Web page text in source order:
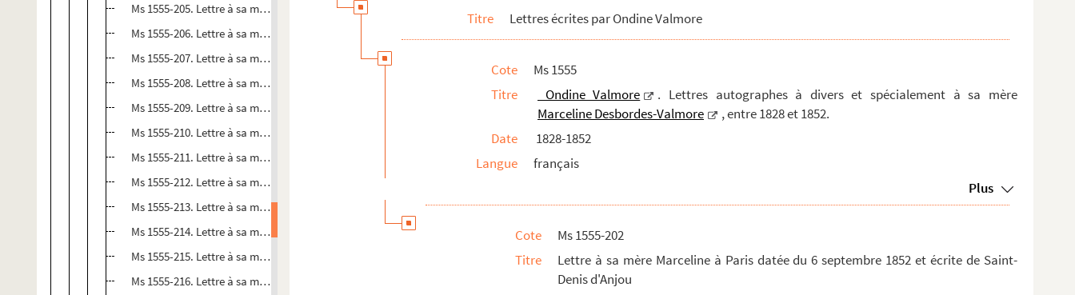
Ms 1555-205. Lettre à sa mère Marceline, sans lieu ni date
Ms 1555-206. Lettre à sa mère Marceline à Paris, sans date
Ms 1555-207. Lettre à sa mère Marceline à Paris
Ms 1555-208. Lettre à sa mère Marceline à Paris datée vraisemblablement de 1846
Ms 1555-209. Lettre à sa mère Marceline à Paris datée du 21 septembre 1847
Ms 1555-210. Lettre à sa mère Marceline datée d'octobre 1847
Ms 1555-211. Lettre à sa mère Marceline à Paris , datée du 23 août 1850 et écrite de Tarare
Ms 1555-212. Lettre à sa mère Marceline à Paris, sans date
Ms 1555-213. Lettre à sa mère Marceline à Paris, datée du 11 octobre 1847
Ms 1555-214. Lettre à sa mère Marceline datée du 29 juillet 1847
Ms 1555-215. Lettre à sa mère Marceline à Paris, sans lieu ni date
Ms 1555-216. Lettre à sa mère Marceline à Paris, datée de 1852
Titre Lettres écrites par Ondine Valmore
Cote
Ms 1555
Titre
Ondine Valmore
. Lettres autographes à divers et spécialement à sa mère
Marceline Desbordes-Valmore
, entre 1828 et 1852.
Date
1828-1852
Langue
français
Plus
Cote
Ms 1555-202
Titre
Lettre à sa mère Marceline à Paris datée du 6 septembre 1852 et écrite de Saint-
Denis d'Anjou